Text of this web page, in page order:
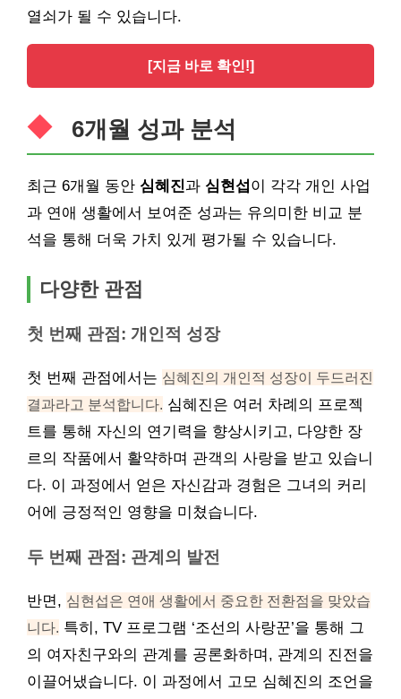
열쇠가 될 수 있습니다.
[지금 바로 확인!]
6개월 성과 분석
최근 6개월 동안 심혜진과 심현섭 이 각각 개인 사업
과 연애 생활에서 보여준 성과는 유의미한 비교 분
석을 통해 더욱 가치 있게 평가될 수 있습니다.
다양한 관점
첫 번째 관점: 개인적 성장
첫 번째 관점에서는 심혜진의 개인적 성장이 두드러진
결과라고 분석합니다. 심혜진은 여러 차례의 프로젝
트를 통해 자신의 연기력을 향상시키고, 다양한 장
르의 작품에서 활약하며 관객의 사랑을 받고 있습니
다. 이 과정에서 얻은 자신감과 경험은 그녀의 커리
어에 긍정적인 영향을 미쳤습니다.
두 번째 관점: 관계의 발전
반면, 심현섭은 연애 생활에서 중요한 전환점을 맞았습
니다. 특히, TV 프로그램 ‘조선의 사랑꾼’을 통해 그
의 여자친구와의 관계를 공론화하며, 관계의 진전을
이끌어냈습니다. 이 과정에서 고모 심혜진의 조언을